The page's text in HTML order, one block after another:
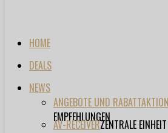
HOME
DEALS
NEWS
ANGEBOTE UND
EMPFEHLUNGEN
AV-RECEIVERZENTRALE EINHEIT